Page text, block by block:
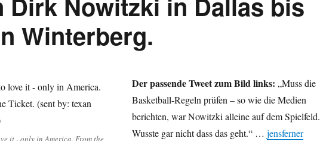
Winterberg.
it - only in America. From the
Der passende Tweet zum Bild links: „Muss die
Basketball-Regeln prüfen – so wie die Medien
berichten, war Nowitzki alleine auf dem Spielfeld.
Wusste gar nicht dass das geht.“ … jensferner